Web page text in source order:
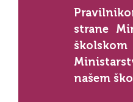
strane
našem